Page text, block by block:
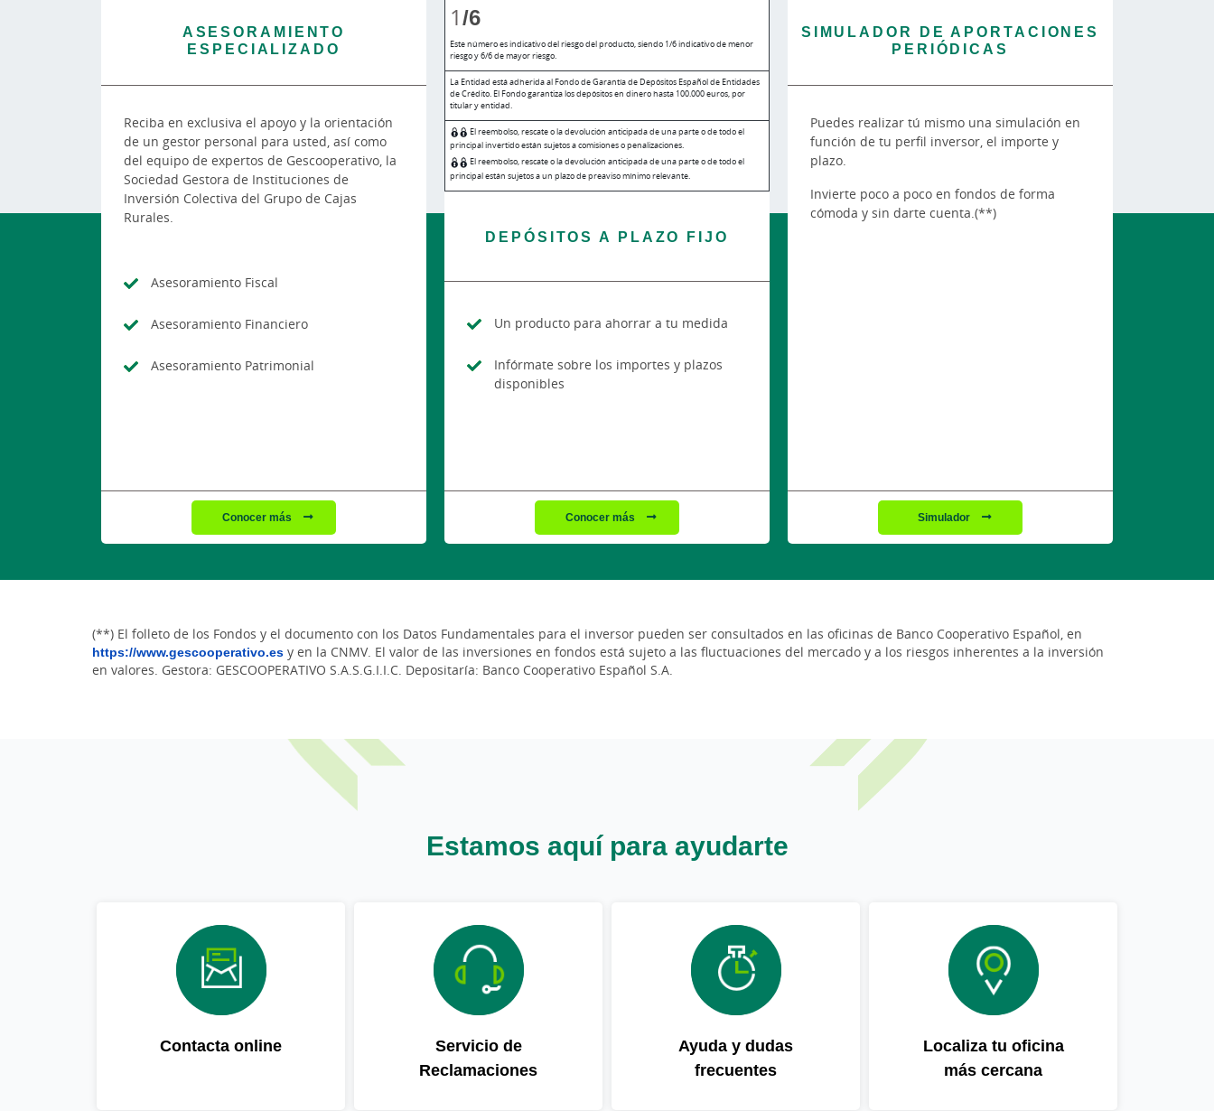
ASESORAMIENTO
ESPECIALIZADO
Reciba en exclusiva el apoyo y la orientación
de un gestor personal para usted, así como
del equipo de expertos de Gescooperativo, la
Sociedad Gestora de Instituciones de
Inversión Colectiva del Grupo de Cajas
Rurales.
Asesoramiento Fiscal
Asesoramiento Financiero
Asesoramiento Patrimonial
Conocer más
1/6
Este número es indicativo del riesgo del producto, siendo 1/6 indicativo de menor
riesgo y 6/6 de mayor riesgo.
La Entidad está adherida al Fondo de Garantía de Depósitos Español de Entidades
de Crédito. El Fondo garantiza los depósitos en dinero hasta 100.000 euros, por
titular y entidad.
El reembolso, rescate o la devolución anticipada de una parte o de todo el
principal invertido están sujetos a comisiones o penalizaciones.
El reembolso, rescate o la devolución anticipada de una parte o de todo el
principal están sujetos a un plazo de preaviso mínimo relevante.
DEPÓSITOS A PLAZO FIJO
Un producto para ahorrar a tu medida
Infórmate sobre los importes y plazos
disponibles
Conocer más
SIMULADOR DE APORTACIONES
PERIÓDICAS
Puedes realizar tú mismo una simulación en
función de tu perfil inversor, el importe y
plazo.
Invierte poco a poco en fondos de forma
cómoda y sin darte cuenta.(**)
Simulador
(**) El folleto de los Fondos y el documento con los Datos Fundamentales para el inversor pueden ser consultados en las oficinas de Banco Cooperativo Español, en
https://www.gescooperativo.es y en la CNMV. El valor de las inversiones en fondos está sujeto a las fluctuaciones del mercado y a los riesgos inherentes a la inversión
en valores. Gestora: GESCOOPERATIVO S.A.S.G.I.I.C. Depositaría: Banco Cooperativo Español S.A.
Estamos aquí para ayudarte
Contacta online
Servicio de
Reclamaciones
Ayuda y dudas
frecuentes
Localiza tu oficina
más cercana